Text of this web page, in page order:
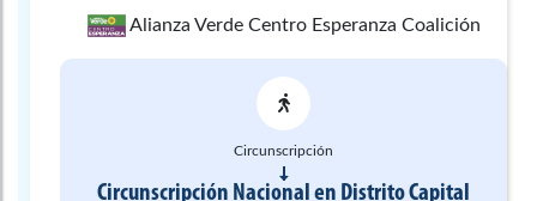
Alianza Verde Centro Esperanza Coalición
Circunscripción
Circunscripción Nacional en Distrito Capital